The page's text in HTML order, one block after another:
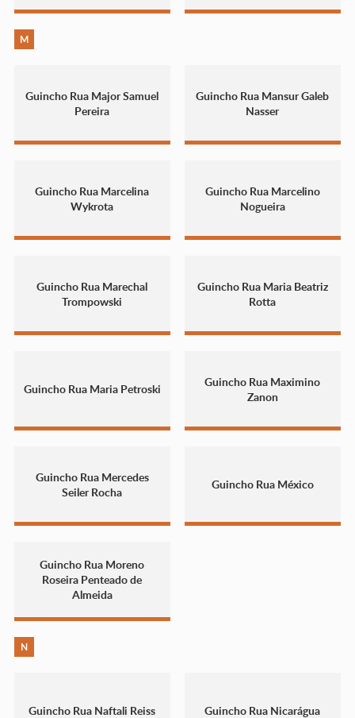
M
Guincho Rua Major Samuel
Pereira
Guincho Rua Mansur Galeb
Nasser
Guincho Rua Marcelina
Wykrota
Guincho Rua Marcelino
Nogueira
Guincho Rua Marechal
Trompowski
Guincho Rua Maria Beatriz
Rotta
Guincho Rua Maria Petroski
Guincho Rua Maximino
Zanon
Guincho Rua Mercedes
Seiler Rocha
Guincho Rua México
Guincho Rua Moreno
Roseira Penteado de
Almeida
N
Guincho Rua Naftali Reiss Guincho Rua Nicarágua